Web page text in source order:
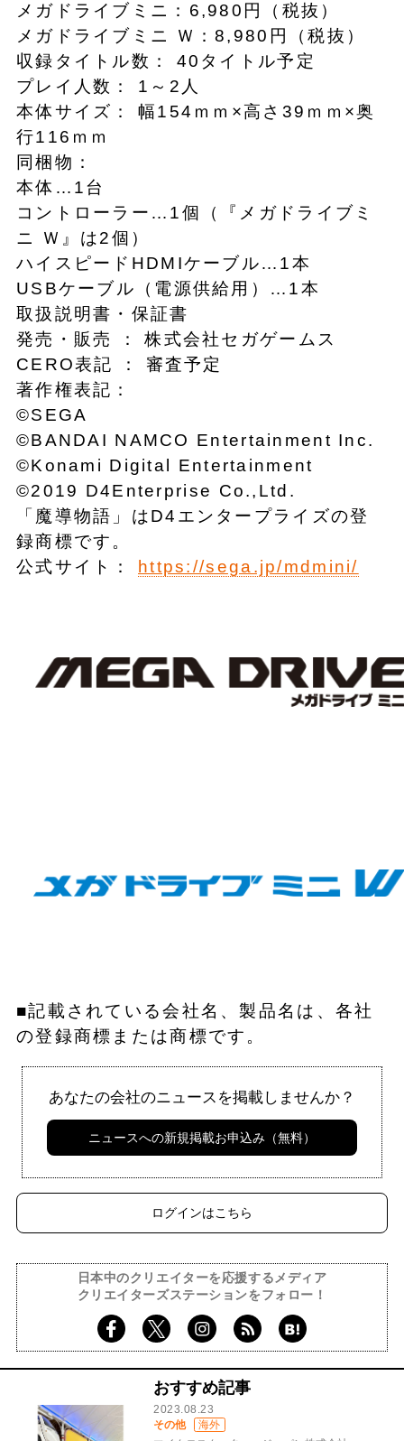
メガドライブミニ：6,980円（税抜）
メガドライブミニ Ｗ：8,980円（税抜）
収録タイトル数： 40タイトル予定
プレイ人数： 1～2人
本体サイズ： 幅154ｍｍ×高さ39ｍｍ×奥
行116ｍｍ
同梱物：
本体…1台
コントローラー…1個（『メガドライブミ
ニ Ｗ』は2個）
ハイスピードHDMIケーブル…1本
USBケーブル（電源供給用）…1本
取扱説明書・保証書
発売・販売 ： 株式会社セガゲームス
CERO表記 ： 審査予定
著作権表記：
©SEGA
©BANDAI NAMCO Entertainment Inc.
©Konami Digital Entertainment
©2019 D4Enterprise Co.,Ltd.
「魔導物語」はD4エンタープライズの登
録商標です。
公式サイト：
https://sega.jp/mdmini/
■記載されている会社名、製品名は、各社
の登録商標または商標です。
あなたの会社のニュースを掲載しませんか？
ニュースへの新規掲載お申込み（無料）
ログインはこちら
日本中のクリエイターを応援するメディア
クリエイターズステーションをフォロー！
おすすめ記事
2023.08.23
その他
海外